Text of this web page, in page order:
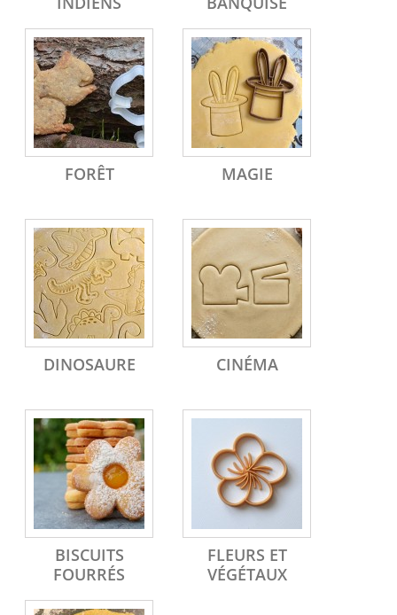
FORÊT MAGIE
DINOSAURE CINÉMA
BISCUITS
FOURRÉS
FLEURS ET
VÉGÉTAUX